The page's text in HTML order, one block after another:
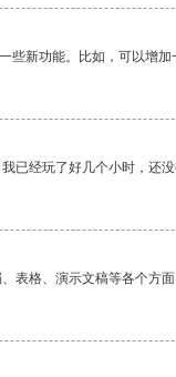
些新功能。比如，可以增
已经玩了好几个小时，还没
表格、演示文稿等各个方